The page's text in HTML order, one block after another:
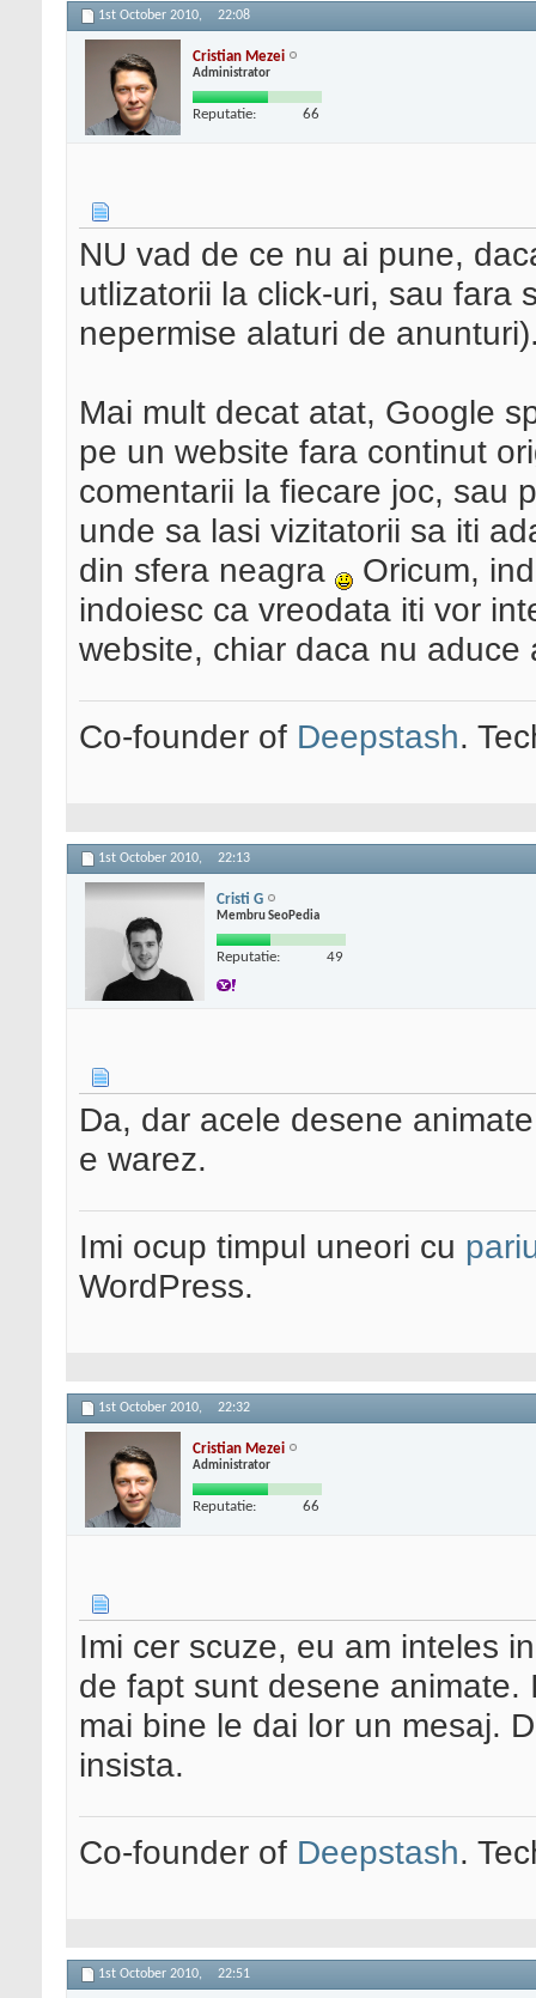
1st October 2010, 22:08
Cristian Mezei
Administrator
Reputatie: 66
NU vad de ce nu ai pune,
utlizatorii la click-uri, sau fara
nepermise alaturi de
Mai mult decat atat, Google
pe un website fara continut
comentarii la fiecare joc, sau
unde sa lasi vizitatorii sa iti
din sfera neagra
Oricum,
indoiesc ca vreodata iti vor
website, chiar daca nu aduce
Co-founder of Deepstash.
1st October 2010, 22:13
Cristi G
Membru SeoPedia
Reputatie: 49
Da, dar acele desene
e warez.
Imi ocup timpul uneori cu
WordPress.
1st October 2010, 22:32
Cristian Mezei
Administrator
Reputatie: 66
Imi cer scuze, eu am inteles
de fapt sunt desene
mai bine le dai lor un mesaj.
insista.
Co-founder of Deepstash.
1st October 2010, 22:51